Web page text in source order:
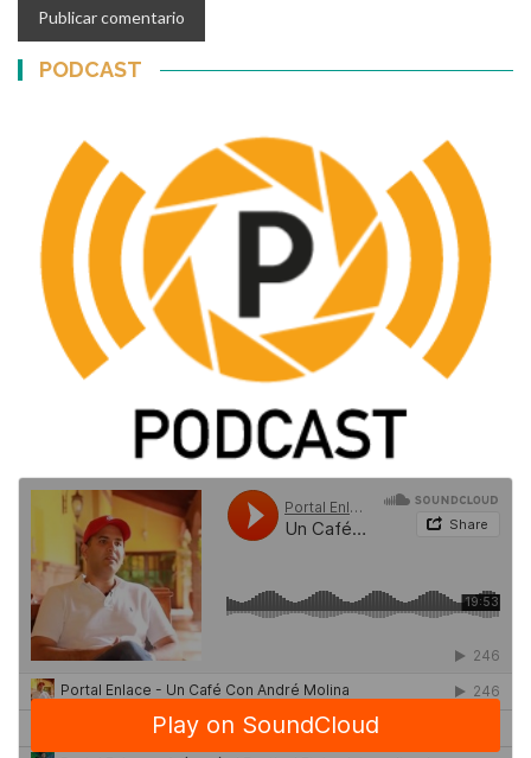
PODCAST